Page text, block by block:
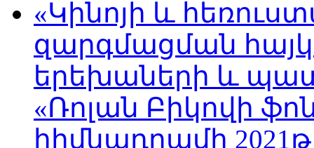
«Կինոյի և
զարգմացման
երեխաների և
«Ռոլան Բիկովի
հիմնադրամի